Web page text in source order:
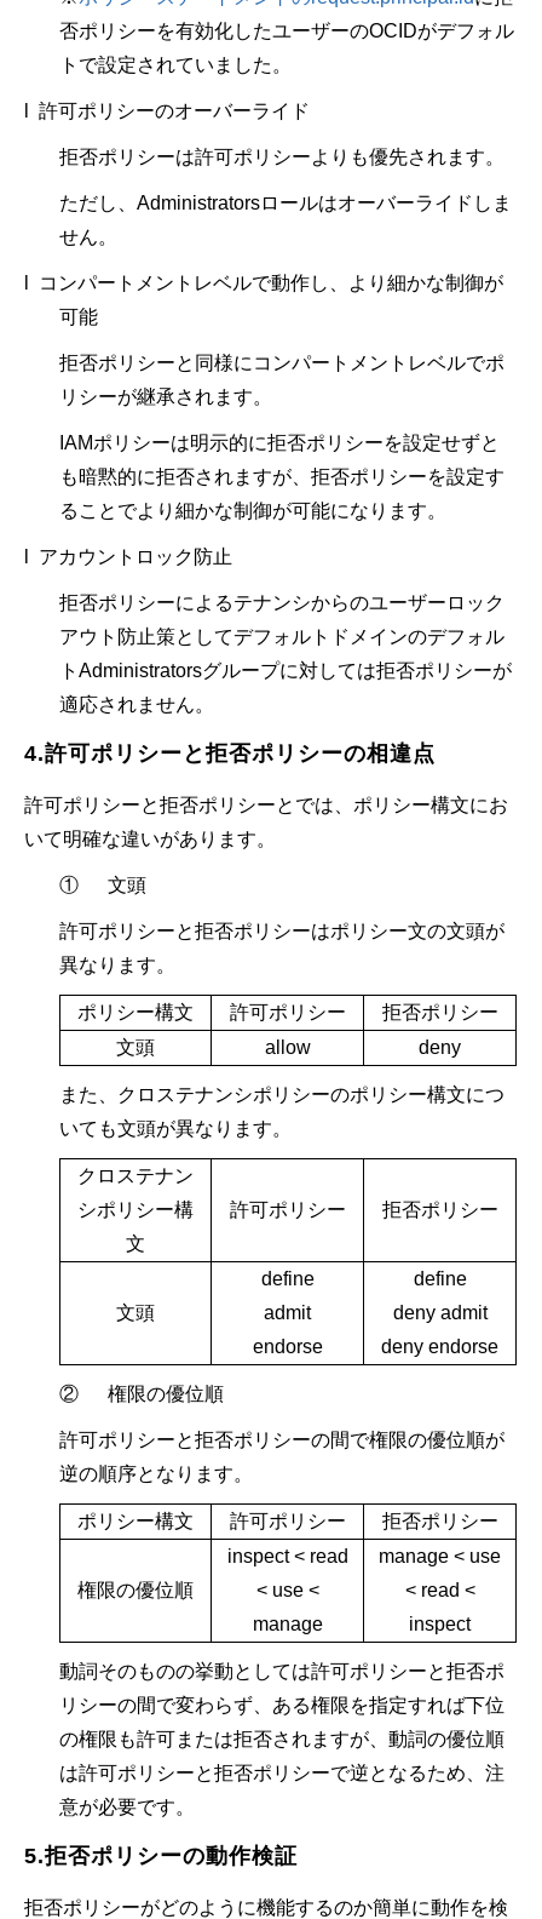
否ポリシーを有効化したユーザーのOCIDがデフォル
トで設定されていました。
l 許可ポリシーのオーバーライド
拒否ポリシーは許可ポリシーよりも優先されます。
ただし、Administratorsロールはオーバーライドしま
せん。
l コンパートメントレベルで動作し、より細かな制御が
可能
拒否ポリシーと同様にコンパートメントレベルでポ
リシーが継承されます。
IAMポリシーは明示的に拒否ポリシーを設定せずと
も暗黙的に拒否されますが、拒否ポリシーを設定す
ることでより細かな制御が可能になります。
l アカウントロック防止
拒否ポリシーによるテナンシからのユーザーロック
アウト防止策としてデフォルトドメインのデフォル
トAdministratorsグループに対しては拒否ポリシーが
適応されません。
4.許可ポリシーと拒否ポリシーの相違点
許可ポリシーと拒否ポリシーとでは、ポリシー構文にお
いて明確な違いがあります。
① 文頭
許可ポリシーと拒否ポリシーはポリシー文の文頭が
異なります。
ポリシー構文 許可ポリシー
拒否ポリシー
文頭
allow deny
また、クロステナンシポリシーのポリシー構文につ
いても文頭が異なります。
クロステナン
シポリシー構
文
許可ポリシー 拒否ポリシー
文頭
define
admit
endorse
define
deny admit
deny endorse
② 権限の優位順
許可ポリシーと拒否ポリシーの間で権限の優位順が
逆の順序となります。
ポリシー構文 許可ポリシー 拒否ポリシー
権限の優位順
inspect < read
< use <
manage
manage < use
< read <
inspect
動詞そのものの挙動としては許可ポリシーと拒否ポ
リシーの間で変わらず、ある権限を指定すれば下位
の権限も許可または拒否されますが、動詞の優位順
は許可ポリシーと拒否ポリシーで逆となるため、注
意が必要です。
5.拒否ポリシーの動作検証
拒否ポリシーがどのように機能するのか簡単に動作を検